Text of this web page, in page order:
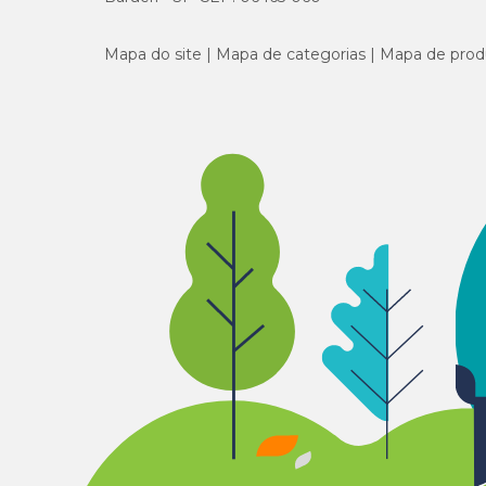
Mapa do site Mapa de categorias Mapa de